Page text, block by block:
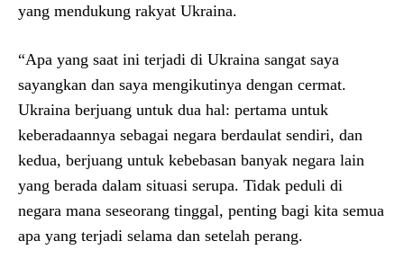
yang mendukung rakyat Ukraina.
“Apa yang saat ini terjadi di Ukraina sangat saya
sayangkan dan saya mengikutinya dengan cermat.
Ukraina berjuang untuk dua hal: pertama untuk
keberadaannya sebagai negara berdaulat sendiri, dan
kedua, berjuang untuk kebebasan banyak negara lain
yang berada dalam situasi serupa. Tidak peduli di
negara mana seseorang tinggal, penting bagi kita semua
apa yang terjadi selama dan setelah perang.